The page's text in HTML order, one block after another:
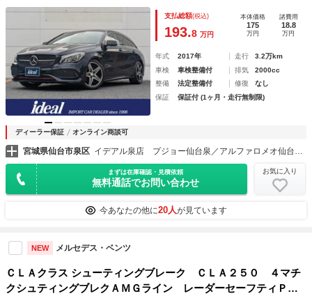
ーシブ＆レーダーセイフティＰＫＧ サンルーフ ＬＥＤライ
ト フルセグナビ Ｂカメラ 黒革Ｐシート シートヒータ
ー ｈａｒｍａｎ／ｋａｒｄｏｎサウンド Ｐテールゲート
純正１８ＡＷ
支払総額(税込)
193.8 万円
本体価格
175
万円
諸費用
18.8
万円
年式 2017年 走行
3.2万km
車検
車検整備付 排気
2000cc
整備
法定整備付 修復
なし
保証
保証付 (1ヶ月・走行無制限)
ディーラー保証 オンライン商談可
宮城県仙台市泉区
まずは在庫確認・見積依頼
無料通話でお問い合わせ
お気に入り
今あなたの他に20人が見ています
NEW メルセデス・ベンツ
ＣＬＡクラス シューティングブレーク ＣＬＡ２５０ ４マチ
クシュティングブレクＡＭＧライン レーダーセーフティＰ